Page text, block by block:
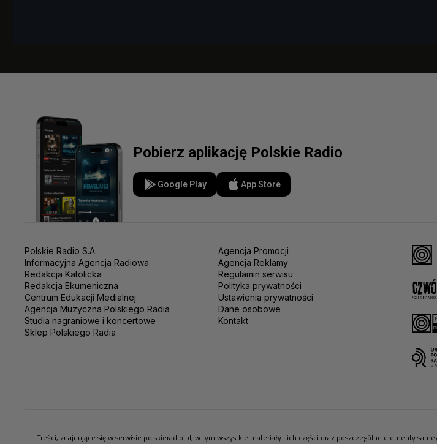
Pobierz aplikację Polskie Radio
Google Play App Store
Polskie Radio S.A.
Informacyjna Agencja Radiowa
Redakcja Katolicka
Redakcja Ekumeniczna
Centrum Edukacji Medialnej
Agencja Muzyczna Polskiego Radia
Studia nagraniowe i koncertowe
Sklep Polskiego Radia
Agencja Promocji
Agencja Reklamy
Regulamin serwisu
Polityka prywatności
Ustawienia prywatności
Dane osobowe
Kontakt
Treści, znajdujące się w serwisie polskieradio.pl, w tym wszystkie materiały i ich części oraz poszczególne elementy